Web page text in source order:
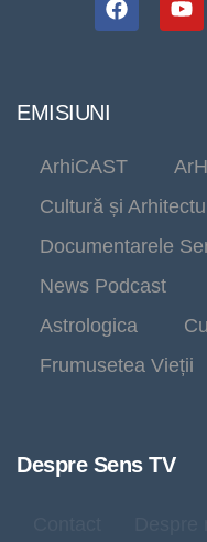
EMISIUNI
ArhiCAST
Cultură și
Documentarele
News Podcast
Astrologica
Frumusetea Vieții
Despre Sens TV